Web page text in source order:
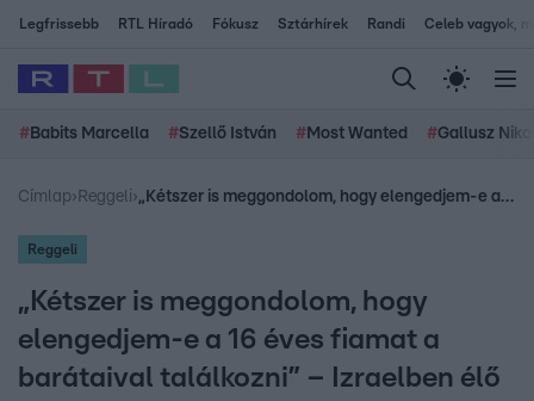
Legfrissebb RTL Híradó Fókusz Sztárhírek Randi Celeb vagyok,
# Babits Marcella #Szellő István # Most Wanted #Gallusz
Címlap› Reggeli› „Kétszer is meggondolom, hogy elengedjem-e a 16 éves fiamat a barátaival találkozni” – Izraelben élő magyar nő mesélt a mindennapokról
Reggeli
„Kétszer is meggondolom, hogy
elengedjem-e a 16 éves fiamat a
barátaival találkozni” – Izraelben élő